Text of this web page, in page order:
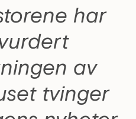
har
av
tvinger